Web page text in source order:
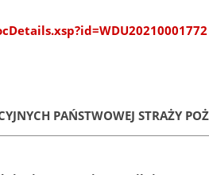
PAŃSTWOWEJ STRAŻY